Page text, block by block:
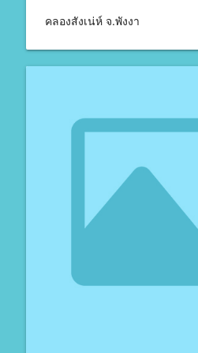
คลองสังเน่ห์ จ.พังงา